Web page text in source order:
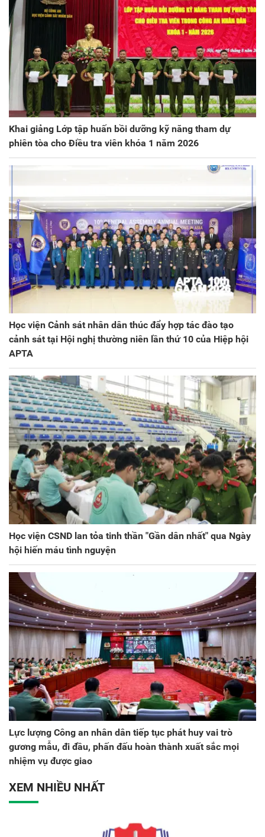
Khai giảng Lớp tập huấn bồi dưỡng kỹ năng tham dự
phiên tòa cho Điều tra viên khóa 1 năm 2026
Học viện Cảnh sát nhân dân thúc đẩy hợp tác đào tạo
cảnh sát tại Hội nghị thường niên lần thứ 10 của Hiệp hội
APTA
Học viện CSND lan tỏa tinh thần "Gần dân nhất" qua Ngày
hội hiến máu tình nguyện
Lực lượng Công an nhân dân tiếp tục phát huy vai trò
gương mẫu, đi đầu, phấn đấu hoàn thành xuất sắc mọi
nhiệm vụ được giao
XEM NHIỀU NHẤT